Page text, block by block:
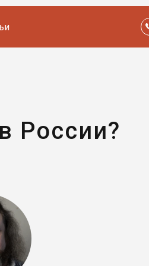
России?